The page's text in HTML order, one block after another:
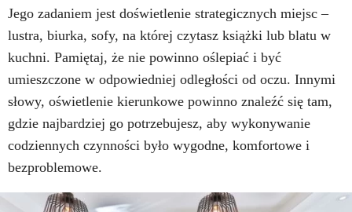
Jego zadaniem jest doświetlenie strategicznych miejsc –
lustra, biurka, sofy, na której czytasz książki lub blatu w
kuchni. Pamiętaj, że nie powinno oślepiać i być
umieszczone w odpowiedniej odległości od oczu. Innymi
słowy, oświetlenie kierunkowe powinno znaleźć się tam,
gdzie najbardziej go potrzebujesz, aby wykonywanie
codziennych czynności było wygodne, komfortowe i
bezproblemowe.